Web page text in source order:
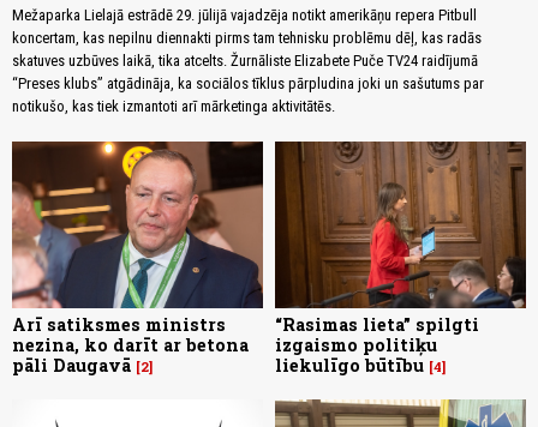
Mežaparka Lielajā estrādē 29. jūlijā vajadzēja notikt amerikāņu repera Pitbull
koncertam, kas nepilnu diennakti pirms tam tehnisku problēmu dēļ, kas radās
skatuves uzbūves laikā, tika atcelts. Žurnāliste Elizabete Puče TV24 raidījumā
“Preses klubs” atgādināja, ka sociālos tīklus pārpludina joki un sašutums par
notikušo, kas tiek izmantoti arī mārketinga aktivitātēs.
Arī satiksmes ministrs
nezina, ko darīt ar betona
pāli Daugavā 2
“Rasimas lieta” spilgti
izgaismo politiķu
liekulīgo būtību 4